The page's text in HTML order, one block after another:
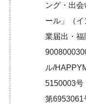
ング・出
ール」（
業届出・
ル/
5150003号
第6953061